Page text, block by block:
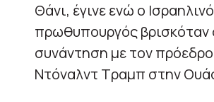
Θάνι, έγινε ενώ ο
πρωθυπουργός βρισκόταν
συνάντηση με τον
Ντόναλντ Τραμπ στην